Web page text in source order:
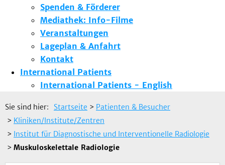
Spenden & Förderer
Mediathek: Info-Filme
Veranstaltungen
Lageplan & Anfahrt
Kontakt
International Patients
International Patients - English
Sie sind hier: Startseite > Patienten & Besucher
> Kliniken/Institute/Zentren
> Institut für Diagnostische und Interventionelle Radiologie
> Muskuloskelettale Radiologie